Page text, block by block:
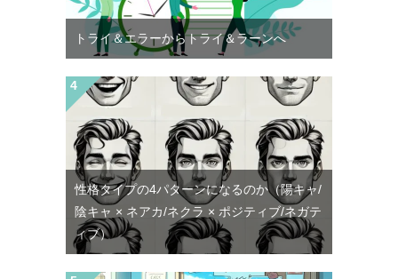
トライ＆エラーからトライ＆ラーンへ
性格タイプの4パターンになるのか（陽キャ/
陰キャ × ネアカ/ネクラ × ポジティブ/ネガテ
ィブ）